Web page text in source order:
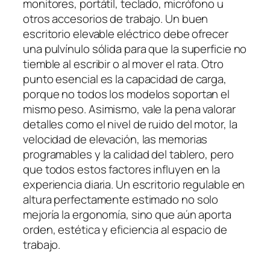
monitores, portátil, teclado, micrófono u
otros accesorios de trabajo. Un buen
escritorio elevable eléctrico debe ofrecer
una pulvínulo sólida para que la superficie no
tiemble al escribir o al mover el rata. Otro
punto esencial es la capacidad de carga,
porque no todos los modelos soportan el
mismo peso. Asimismo, vale la pena valorar
detalles como el nivel de ruido del motor, la
velocidad de elevación, las memorias
programables y la calidad del tablero, pero
que todos estos factores influyen en la
experiencia diaria. Un escritorio regulable en
altura perfectamente estimado no solo
mejoría la ergonomía, sino que aún aporta
orden, estética y eficiencia al espacio de
trabajo.